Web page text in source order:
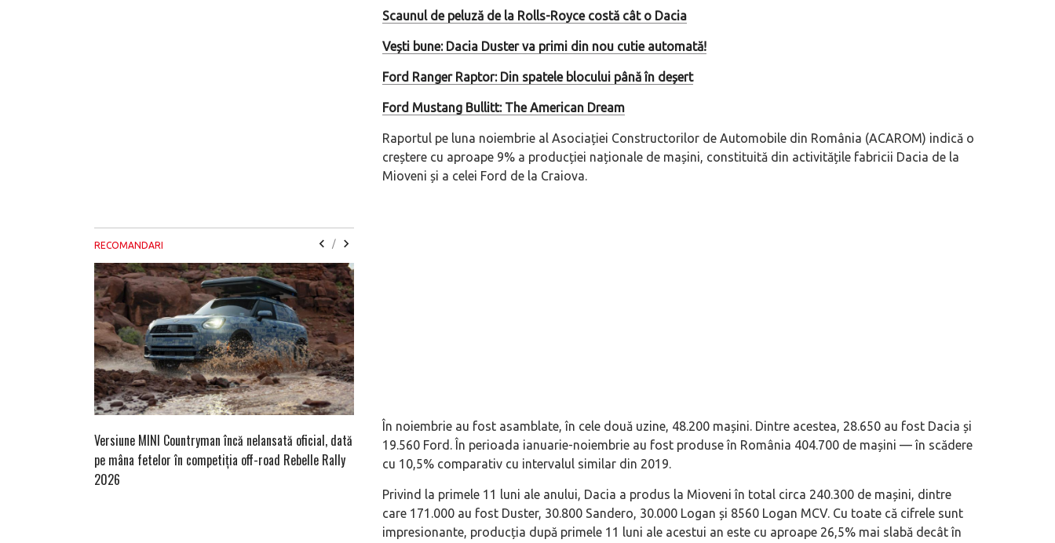
Scaunul de peluză de la Rolls-Royce costă cât o Dacia
Vești bune: Dacia Duster va primi din nou cutie automată!
Ford Ranger Raptor: Din spatele blocului până în deșert
Ford Mustang Bullitt: The American Dream
Raportul pe luna noiembrie al Asociației Constructorilor de Automobile din România (ACAROM) indică o
creștere cu aproape 9% a producției naționale de mașini, constituită din activitățile fabricii Dacia de la
Mioveni și a celei Ford de la Craiova.
În noiembrie au fost asamblate, în cele două uzine, 48.200 mașini. Dintre acestea, 28.650 au fost Dacia și
19.560 Ford. În perioada ianuarie-noiembrie au fost produse în România 404.700 de mașini — în scădere
cu 10,5% comparativ cu intervalul similar din 2019.
Privind la primele 11 luni ale anului, Dacia a produs la Mioveni în total circa 240.300 de mașini, dintre
care 171.000 au fost Duster, 30.800 Sandero, 30.000 Logan și 8560 Logan MCV. Cu toate că cifrele sunt
impresionante, producția după primele 11 luni ale acestui an este cu aproape 26,5% mai slabă decât în
RECOMANDARI /
Versiune MINI Countryman încă nelansată oficial, dată
pe mâna fetelor în competiția off-road Rebelle Rally
2026
Pentru cine știe ceva avioane, numele Hennessey
Blackbird va suna ca un apropo. Unul pertinent, de
Prima sportivă cu motor central a mărcii, omagiată
de noua ediție limitată Lamborghini Revuelto Miura
Dacă viața e „heavy duty”, măcar